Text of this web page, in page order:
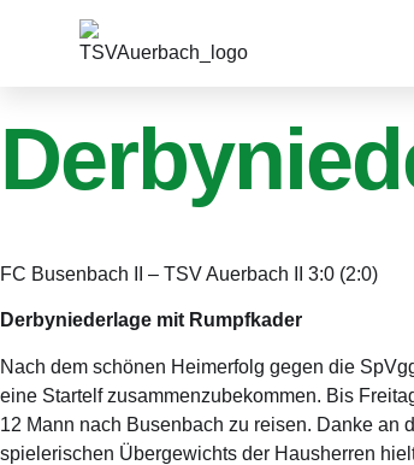
FC Busenbach II – TSV Auerbach II 3:0 (2:0)
Derbyniederlage mit Rumpfkader
Nach dem schönen Heimerfolg gegen die
eine Startelf zusammenzubekommen. Bis
12 Mann nach Busenbach zu reisen. Danke an
spielerischen Übergewichts der Hausherren